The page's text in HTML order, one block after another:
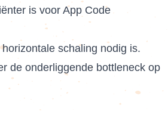
is voor App Code
schaling nodig is.
de onderliggende bottleneck op